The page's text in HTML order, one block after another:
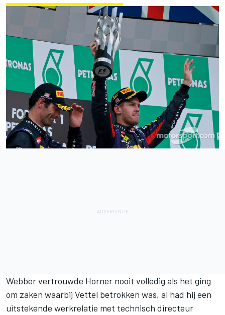
Webber vertrouwde Horner nooit volledig als het ging
om zaken waarbij Vettel betrokken was, al had hij een
uitstekende werkrelatie met technisch directeur